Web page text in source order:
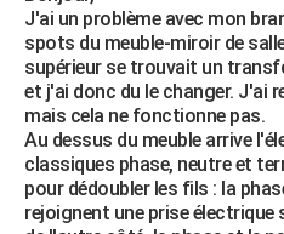
Essais
Réserver un essai
Citadines
Berlines
SUV
Forum auto
+HIGH-TECH
Mobiles
Meilleur smartphone
Internet
Ordinateurs
Jeux vidéo
Guide high-tech
+BRICOLAGE
Forum
Aménagement intérieur
Extérieur
Cuisine
Salle de bains
Jardinage
Rangement
WEEK-END
Guides de France
Escapades
Patrimoine
Expositions
Musées
Week-end nature
LIFESTYLE
Art de vivre
Bien-être
Loisirs
Mode
Modes de vie
SANTE
J'ai un problème avec mon
spots du meuble-miroir de
supérieur se trouvait un
et j'ai donc du le changer. J'ai
mais cela ne fonctionne pas.
Au dessus du meuble arrive
classiques phase, neutre et
pour dédoubler les fils : la
rejoignent une prise électrique